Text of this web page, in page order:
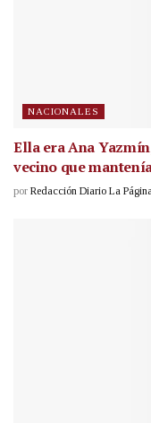
NACIONALES
Ella era Ana
vecino que
por Redacción Diario La